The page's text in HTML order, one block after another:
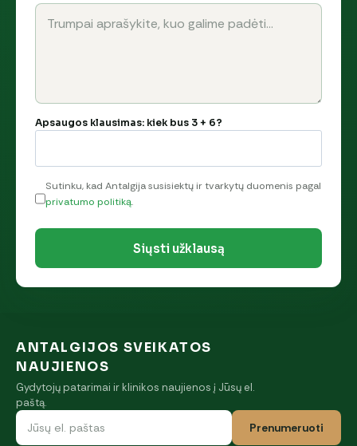
Apsaugos klausimas: kiek bus 3 + 6?
Sutinku, kad Antalgija susisiektų ir tvarkytų duomenis pagal
privatumo politiką.
Siųsti užklausą
ANTALGIJOS SVEIKATOS
NAUJIENOS
Gydytojų patarimai ir klinikos naujienos į Jūsų el.
paštą.
Prenumeruoti